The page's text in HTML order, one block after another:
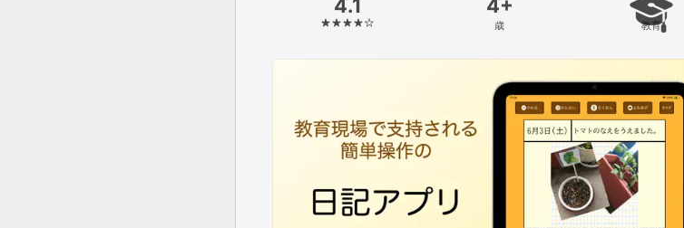
4.1 4+
歳 教育